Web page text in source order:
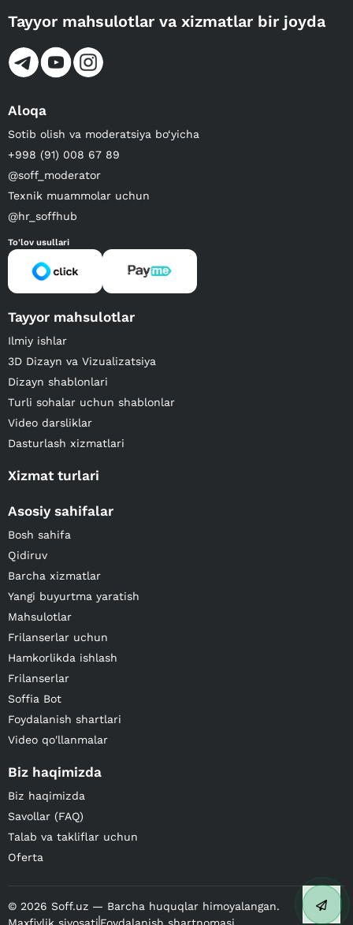
Tayyor mahsulotlar va xizmatlar bir joyda
Aloqa
Sotib olish va moderatsiya bo‘yicha
+998 (91) 008 67 89
@soff_moderator
Texnik muammolar uchun
@hr_soffhub
To'lov usullari
Tayyor mahsulotlar
Ilmiy ishlar
3D Dizayn va Vizualizatsiya
Dizayn shablonlari
Turli sohalar uchun shablonlar
Video darsliklar
Dasturlash xizmatlari
Xizmat turlari
Asosiy sahifalar
Bosh sahifa
Qidiruv
Barcha xizmatlar
Yangi buyurtma yaratish
Mahsulotlar
Frilanserlar uchun
Hamkorlikda ishlash
Frilanserlar
Soffia Bot
Foydalanish shartlari
Video qo'llanmalar
Biz haqimizda
Biz haqimizda
Savollar (FAQ)
Talab va takliflar uchun
Oferta
© 2026 Soff.uz — Barcha huquqlar himoyalangan.